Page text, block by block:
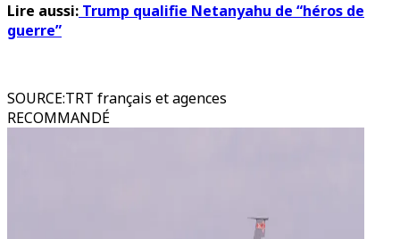
Lire aussi: Trump qualifie Netanyahu de “héros de
guerre”
SOURCE:TRT français et agences
RECOMMANDÉ